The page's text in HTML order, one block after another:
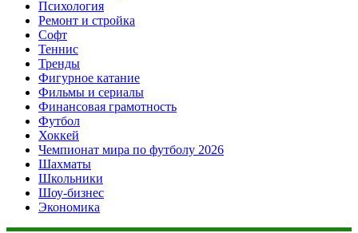
Психология
Ремонт и стройка
Софт
Теннис
Тренды
Фигурное катание
Фильмы и сериалы
Финансовая грамотность
Футбол
Хоккей
Чемпионат мира по футболу 2026
Шахматы
Школьники
Шоу-бизнес
Экономика